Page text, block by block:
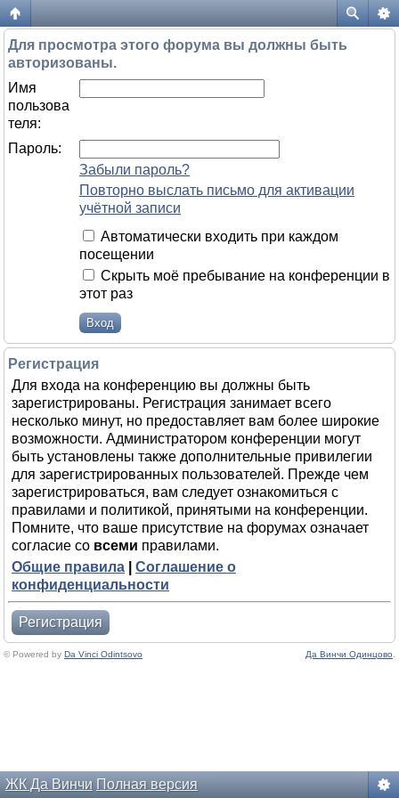
Для просмотра этого форума вы должны быть
авторизованы.
Имя
пользова
теля:
Пароль:
Забыли пароль?
Повторно выслать письмо для активации
учётной записи
Автоматически входить при каждом
посещении
Скрыть моё пребывание на конференции в
этот раз
Регистрация
Для входа на конференцию вы должны быть
зарегистрированы. Регистрация занимает всего
несколько минут, но предоставляет вам более широкие
возможности. Администратором конференции могут
быть установлены также дополнительные привилегии
для зарегистрированных пользователей. Прежде чем
зарегистрироваться, вам следует ознакомиться с
правилами и политикой, принятыми на конференции.
Помните, что ваше присутствие на форумах означает
согласие со всеми правилами.
Общие правила
Соглашение о
конфиденциальности
Регистрация
© Powered by Da Vinci Odintsovo Да Винчи Одинцово
ЖК Да Винчи Полная версия